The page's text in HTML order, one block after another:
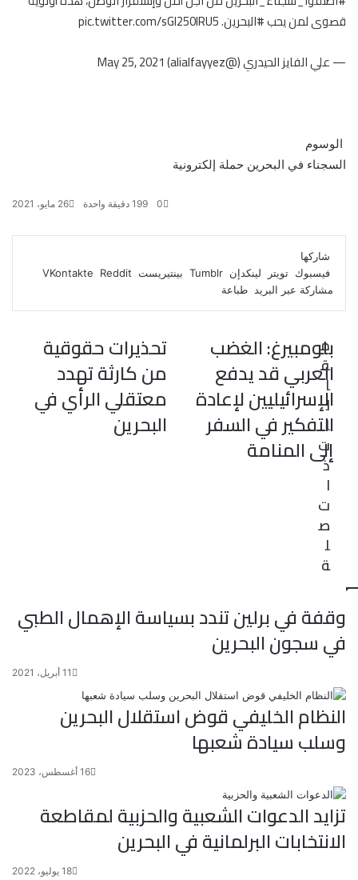
قصوى لمن يحب#البحرين.
pic.twitter.com/sGl250IRU5
— علي الفايز الحيدري (@alialfayyez)
May 25, 2021
الوسوم
السجناء في البحرين حملة إلكترونية
26 مايو، 2021 0 دقيقة واحدة
ك
د
إ
u
m
b
l
ن
ت
ي
ر
س
ت
e
d
d
i
ت
س
ا
ب
شاركها
فيسبوك تويتر لينكدإن بينتيريست
مشاركة عبر البريد
طباعة
تحذيرات حقوقية
من كارثة تهدد
معتقلي الرأي في
البحرين
بلومبيرغ: الغضب
العربي قد يدفع
الإسرائيليين لإعادة
التفكير في السفر
إلى المنامة
م
ق
ا
ل
ا
ت
ذ
ا
ت
ص
ل
ة
وقفة في برلين تندد بسياسة الإهمال الطبي
في سجون البحرين
11 أبريل، 2021
النظام الخليفي قوض استقلال البحرين
وسلب سيادة شعبها
16 أغسطس، 2023
تزايد الدعوات الشعبية والحزبية لمقاطعة
الانتخابات البرلمانية في البحرين
18 يوليو، 2022